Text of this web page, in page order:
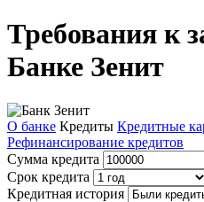
Требования к
Банке Зенит
О банке Кредиты Кредитные
Рефинансирование кредитов
Сумма кредита
Срок кредита
Кредитная история